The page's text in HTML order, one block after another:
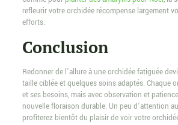
refleurir votre orchidée récompense largement
efforts.
Conclusion
Redonner de l’allure à une orchidée fatiguée
taille ciblée et quelques soins adaptés. Chaque
et ses besoins, mais avec observation et
nouvelle floraison durable. Un peu d’attention
profiterez bientôt du plaisir de voir votre